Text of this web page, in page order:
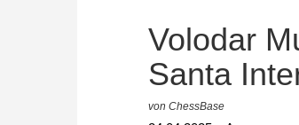
Volodar
Santa
von ChessBase